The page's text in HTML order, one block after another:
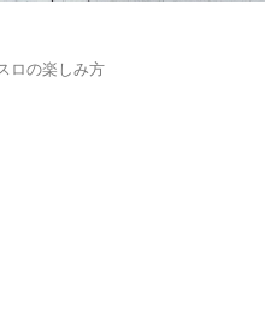
ロの楽しみ方